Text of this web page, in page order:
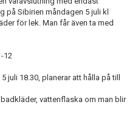
på Sibirien måndagen 5 juli kl
för lek. Man får även ta med
12
juli 18.30, planerar att hålla på till
vattenflaska om man blir